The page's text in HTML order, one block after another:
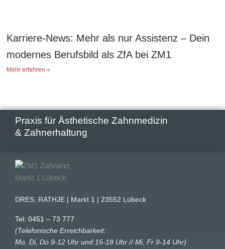
Karriere-News: Mehr als nur Assistenz – Dein
modernes Berufsbild als ZfA bei ZM1
Mehr erfahren »
Praxis für Ästhetische Zahnmedizin
& Zahnerhaltung
DRES. RATHJE | Markt 1 | 23552 Lübeck
Tel: 0451 – 73 777
(Telefonische Erreichbarkeit:
Mo, Di, Do 9-12 Uhr und 15-18 Uhr // Mi, Fr 9-14 Uhr)